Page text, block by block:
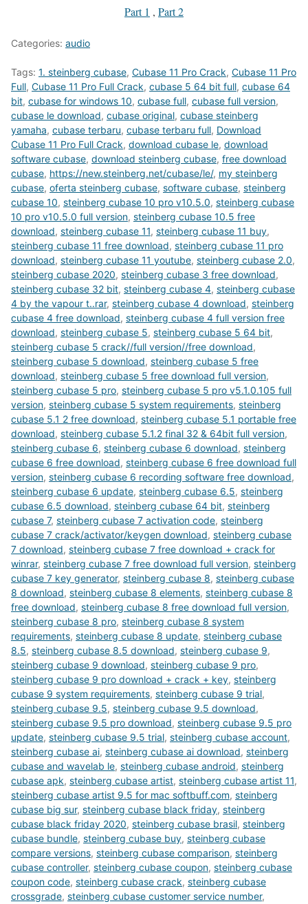
Part 1 , Part 2
Categories: audio
Tags: 1. steinberg cubase, Cubase 11 Pro Crack, Cubase 11 Pro
Full, Cubase 11 Pro Full Crack, cubase 5 64 bit full, cubase 64
bit, cubase for windows 10, cubase full, cubase full version,
cubase le download, cubase original, cubase steinberg
yamaha, cubase terbaru, cubase terbaru full, Download
Cubase 11 Pro Full Crack, download cubase le, download
software cubase, download steinberg cubase, free download
cubase, https://new.steinberg.net/cubase/le/, my steinberg
cubase, oferta steinberg cubase, software cubase, steinberg
cubase 10, steinberg cubase 10 pro v10.5.0, steinberg cubase
10 pro v10.5.0 full version, steinberg cubase 10.5 free
download, steinberg cubase 11, steinberg cubase 11 buy,
steinberg cubase 11 free download, steinberg cubase 11 pro
download, steinberg cubase 11 youtube, steinberg cubase 2.0,
steinberg cubase 2020, steinberg cubase 3 free download,
steinberg cubase 32 bit, steinberg cubase 4, steinberg cubase
4 by the vapour t..rar, steinberg cubase 4 download, steinberg
cubase 4 free download, steinberg cubase 4 full version free
download, steinberg cubase 5, steinberg cubase 5 64 bit,
steinberg cubase 5 crack//full version//free download,
steinberg cubase 5 download, steinberg cubase 5 free
download, steinberg cubase 5 free download full version,
steinberg cubase 5 pro, steinberg cubase 5 pro v5.1.0.105 full
version, steinberg cubase 5 system requirements, steinberg
cubase 5.1 2 free download, steinberg cubase 5.1 portable free
download, steinberg cubase 5.1.2 final 32 & 64bit full version,
steinberg cubase 6, steinberg cubase 6 download, steinberg
cubase 6 free download, steinberg cubase 6 free download full
version, steinberg cubase 6 recording software free download,
steinberg cubase 6 update, steinberg cubase 6.5, steinberg
cubase 6.5 download, steinberg cubase 64 bit, steinberg
cubase 7, steinberg cubase 7 activation code, steinberg
cubase 7 crack/activator/keygen download, steinberg cubase
7 download, steinberg cubase 7 free download + crack for
winrar, steinberg cubase 7 free download full version, steinberg
cubase 7 key generator, steinberg cubase 8, steinberg cubase
8 download, steinberg cubase 8 elements, steinberg cubase 8
free download, steinberg cubase 8 free download full version,
steinberg cubase 8 pro, steinberg cubase 8 system
requirements, steinberg cubase 8 update, steinberg cubase
8.5, steinberg cubase 8.5 download, steinberg cubase 9,
steinberg cubase 9 download, steinberg cubase 9 pro,
steinberg cubase 9 pro download + crack + key, steinberg
cubase 9 system requirements, steinberg cubase 9 trial,
steinberg cubase 9.5, steinberg cubase 9.5 download,
steinberg cubase 9.5 pro download, steinberg cubase 9.5 pro
update, steinberg cubase 9.5 trial, steinberg cubase account,
steinberg cubase ai, steinberg cubase ai download, steinberg
cubase and wavelab le, steinberg cubase android, steinberg
cubase apk, steinberg cubase artist, steinberg cubase artist 11,
steinberg cubase artist 9.5 for mac softbuff.com, steinberg
cubase big sur, steinberg cubase black friday, steinberg
cubase black friday 2020, steinberg cubase brasil, steinberg
cubase bundle, steinberg cubase buy, steinberg cubase
compare versions, steinberg cubase comparison, steinberg
cubase controller, steinberg cubase coupon, steinberg cubase
coupon code, steinberg cubase crack, steinberg cubase
crossgrade, steinberg cubase customer service number,